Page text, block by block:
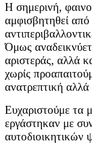
Η σημερινή,
αμφισβητηθεί
Όμως
αριστεράς, αλλά
χωρίς
ανατρεπτική
Ευχαριστούμε τα
εργάστηκαν με
αυτοδιοικητικών